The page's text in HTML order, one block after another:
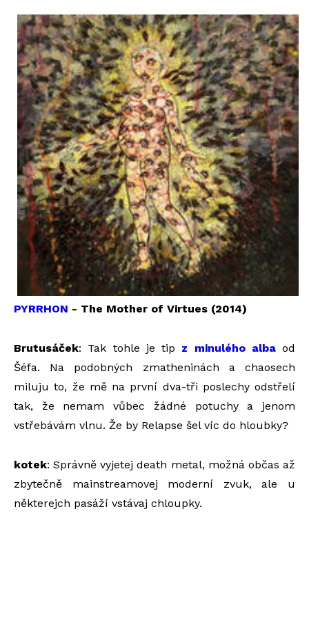
PYRRHON - The Mother of Virtues (2014)
Brutusáček: Tak tohle je tip z minulého albaod
Šéfa. Na podobných zmatheninách a chaosech
miluju to, že mě na první dva-tři poslechy odstřelí
tak, že nemam vůbec žádné potuchy a jenom
vstřebávám vlnu. Že by Relapse šel víc do hloubky?
kotek: Správně vyjetej death metal, možná občas až
zbytečně mainstreamovej moderní zvuk, ale u
některejch pasáží vstávaj chloupky.